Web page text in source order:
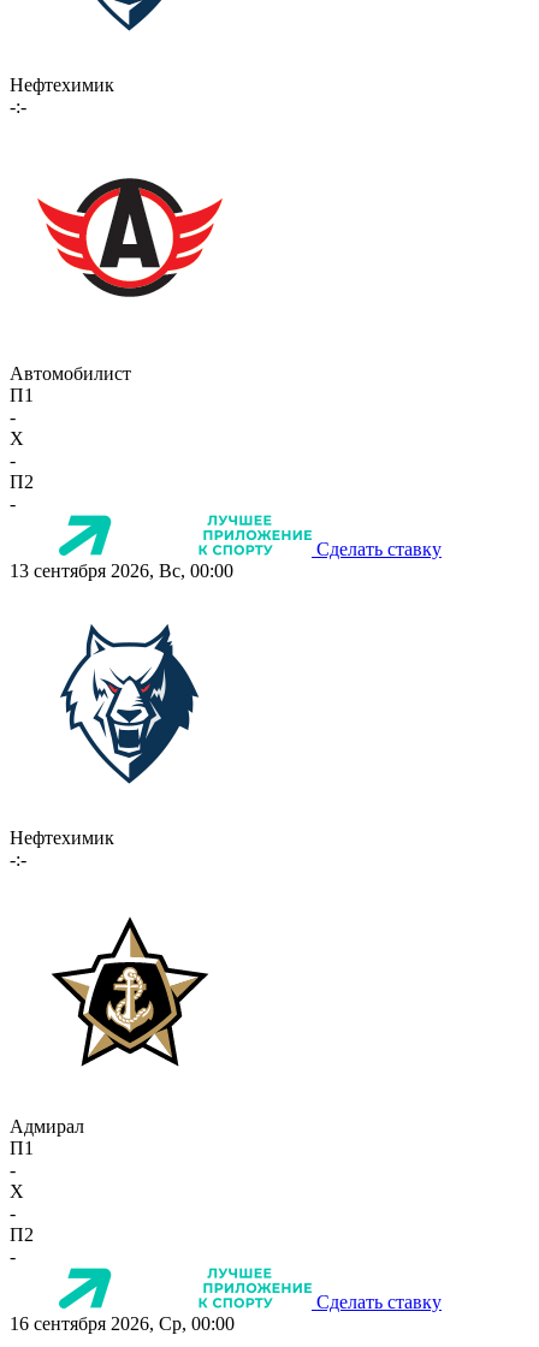
Нефтехимик
-:-
Автомобилист
П1
-
X
-
П2
-
Сделать ставку
13 сентября 2026, Вс, 00:00
Нефтехимик
-:-
Адмирал
П1
-
X
-
П2
-
Сделать ставку
16 сентября 2026, Ср, 00:00